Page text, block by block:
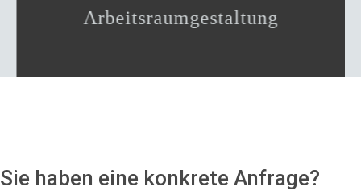
Arbeitsraumgestaltung
Sie haben eine konkrete Anfrage?